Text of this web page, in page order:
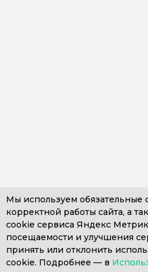
+7 (499) 653-71-10
+7 (812) 409-43-26Пн. –
Мы используем обязательные
корректной работы сайта, а
cookie сервиса Яндекс
посещаемости и улучшения
принять или отклонить
cookie. Подробнее — в